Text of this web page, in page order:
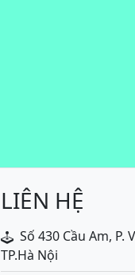
LIÊN HỆ
Số 430 Cầu Am, P.
TP.Hà Nội